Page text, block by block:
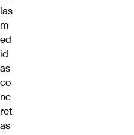
las
m
ed
id
as
co
nc
ret
as